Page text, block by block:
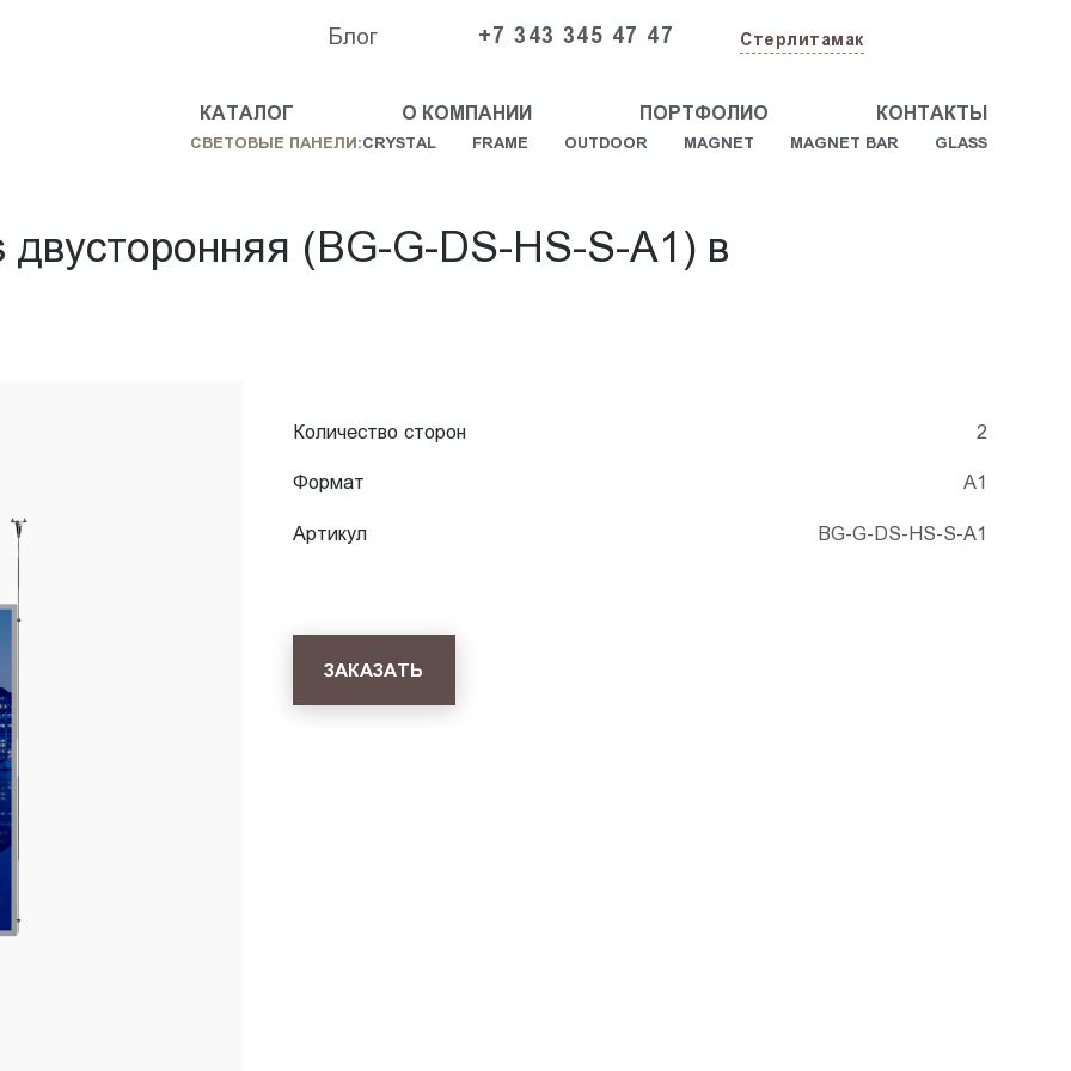
Блог +7 343 345 47 47 Стерлитамак
КАТАЛОГ О КОМПАНИИ ПОРТФОЛИО КОНТАКТЫ
СВЕТОВЫЕ ПАНЕЛИ:CRYSTAL FRAME OUTDOOR MAGNET MAGNET BAR GLASS
(BG-G-DS-HS-S-A1) в
Количество сторон 2
Формат А1
Артикул BG-G-DS-HS-S-A1
ЗАКАЗАТЬ